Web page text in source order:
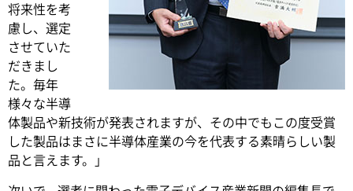
将来性を考
慮し、選定
させていた
だきまし
た。毎年
様々な半導
体製品や新技術が発表されますが、その中でもこの度受賞
した製品はまさに半導体産業の今を代表する素晴らしい製
品と言えます。」